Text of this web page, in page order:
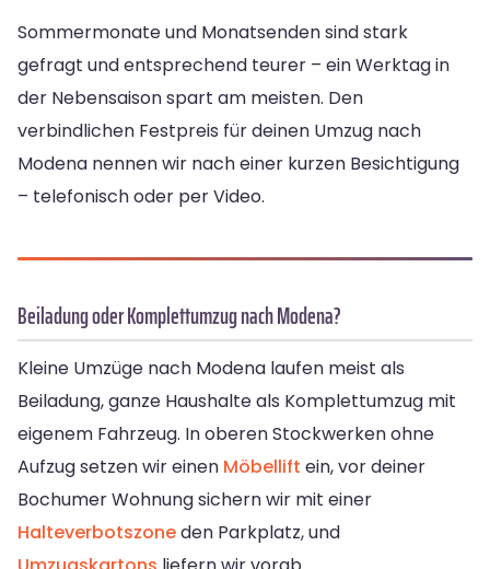
Sommermonate und Monatsenden sind stark
gefragt und entsprechend teurer – ein Werktag in
der Nebensaison spart am meisten. Den
verbindlichen Festpreis für deinen Umzug nach
Modena nennen wir nach einer kurzen Besichtigung
– telefonisch oder per Video.
Beiladung oder Komplettumzug nach Modena?
Kleine Umzüge nach Modena laufen meist als
Beiladung, ganze Haushalte als Komplettumzug mit
eigenem Fahrzeug. In oberen Stockwerken ohne
Aufzug setzen wir einen Möbellift ein, vor deiner
Bochumer Wohnung sichern wir mit einer
Halteverbotszoneden Parkplatz, und